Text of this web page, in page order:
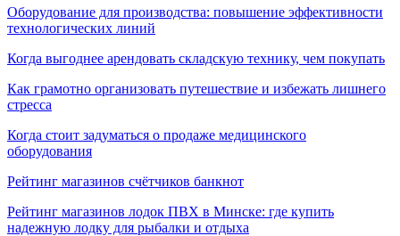
Оборудование для производства: повышение эффективности
технологических линий
Когда выгоднее арендовать складскую технику, чем покупать
Как грамотно организовать путешествие и избежать лишнего
стресса
Когда стоит задуматься о продаже медицинского
оборудования
Рейтинг магазинов счётчиков банкнот
Рейтинг магазинов лодок ПВХ в Минске: где купить
надежную лодку для рыбалки и отдыха